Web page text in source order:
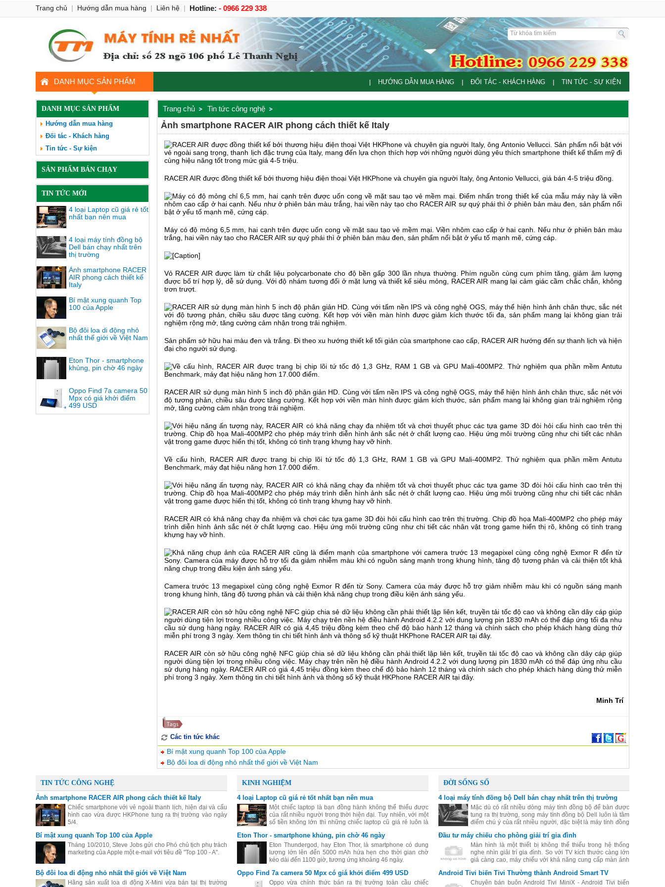
DANH MỤC SẢN PHẨM HƯỚNG DẪN MUA HÀNG ĐỐI TÁC - KHÁCH HÀNG TIN TỨC - SỰ KIỆN
DANH MỤC SẢN PHẨM
Hướng dẫn mua hàng
Đối tác - Khách hàng
Tin tức - Sự kiện
SẢN PHẨM BÁN CHẠY
TIN TỨC MỚI
4 loại Laptop cũ giá rẻ tốt
nhất bạn nên mua
4 loại máy tính đồng bộ
Dell bán chạy nhất trên
thị trường
Ảnh smartphone RACER
AIR phong cách thiết kế
Italy
Bí mật xung quanh Top
100 của Apple
Bộ đôi loa di động nhỏ
nhất thế giới về Việt Nam
Eton Thor - smartphone
khủng, pin chờ 46 ngày
Oppo Find 7a camera 50
Mpx có giá khởi điểm
499 USD
Trang chủ Tin tức công nghệ
Ảnh smartphone RACER AIR phong cách thiết kế Italy
RACER AIR được đồng thiết kế bởi thương hiệu điện thoại Việt HKPhone và chuyên gia người Italy, ông Antonio Vellucci, giá bán 4-5 triệu đồng.
Máy có độ mỏng 6,5 mm, hai cạnh trên được uốn cong về mặt sau tạo vẻ mềm mại. Viền nhôm cao cấp ở hai cạnh. Nếu như ở phiên bản màu
trắng, hai viền này tạo cho RACER AIR sự quý phái thì ở phiên bản màu đen, sản phẩm nổi bật ở yếu tố mạnh mẽ, cứng cáp.
Vỏ RACER AIR được làm từ chất liệu polycarbonate cho độ bền gấp 300 lần nhựa thường. Phím nguồn cùng cụm phím tăng, giảm âm lượng
được bố trí hợp lý, dễ sử dụng. Với độ nhám tương đối ở mặt lưng và thiết kế siêu mỏng, RACER AIR mang lại cảm giác cầm chắc chắn, không
trơn trượt.
Sản phẩm sở hữu hai màu đen và trắng. Đi theo xu hướng thiết kế tối giản của smartphone cao cấp, RACER AIR hướng đến sự thanh lịch và hiện
đại cho người sử dụng.
RACER AIR sử dụng màn hình 5 inch độ phân giản HD. Cùng với tấm nền IPS và công nghệ OGS, máy thể hiện hình ảnh chân thực, sắc nét với
độ tương phản, chiều sâu được tăng cường. Kết hợp với viền màn hình được giảm kích thước, sản phẩm mang lại không gian trải nghiệm rộng
mở, tăng cường cảm nhận trong trải nghiệm.
Về cấu hình, RACER AIR được trang bị chip lõi tứ tốc độ 1,3 GHz, RAM 1 GB và GPU Mali-400MP2. Thử nghiệm qua phần mềm Antutu
Benchmark, máy đạt hiệu năng hơn 17.000 điểm.
RACER AIR có khả năng chạy đa nhiệm và chơi các tựa game 3D đòi hỏi cấu hình cao trên thị trường. Chip đồ họa Mali-400MP2 cho phép máy
trình diễn hình ảnh sắc nét ở chất lượng cao. Hiệu ứng môi trường cũng như chi tiết các nhân vật trong game hiển thị rõ, không có tình trạng
khựng hay vỡ hình.
Camera trước 13 megapixel cùng công nghệ Exmor R đến từ Sony. Camera của máy được hỗ trợ giảm nhiễm màu khi có nguồn sáng mạnh
trong khung hình, tăng độ tương phản và cải thiện khả năng chụp trong điều kiện ánh sáng yếu.
RACER AIR còn sở hữu công nghệ NFC giúp chia sẻ dữ liệu không cần phải thiết lập liên kết, truyền tải tốc độ cao và không cần dây cáp giúp
người dùng tiện lợi trong nhiều công việc. Máy chạy trên nền hệ điều hành Android 4.2.2 với dung lượng pin 1830 mAh có thể đáp ứng nhu cầu
sử dụng hàng ngày. RACER AIR có giá 4,45 triệu đồng kèm theo chế độ bảo hành 12 tháng và chính sách cho phép khách hàng dùng thử miễn
phí trong 3 ngày. Xem thông tin chi tiết hình ảnh và thông số kỹ thuật HKPhone RACER AIR tại đây.
Minh Trí
Các tin tức khác
Bí mật xung quanh Top 100 của Apple
Bộ đôi loa di động nhỏ nhất thế giới về Việt Nam
TIN TỨC CÔNG NGHỆ
Ảnh smartphone RACER AIR phong cách thiết kế Italy
Chiếc smartphone với vẻ ngoài thanh lịch, hiện đại và cấu
hình cao vừa được HKPhone tung ra thị trường vào ngày
5/4.
Bí mật xung quanh Top 100 của Apple
Tháng 10/2010, Steve Jobs gửi cho Phó chủ tịch phụ trách
marketing của Apple một e-mail với tiêu đề "Top 100 - A".
Bộ đôi loa di động nhỏ nhất thế giới về Việt Nam
Hãng sản xuất loa di động X-Mini vừa bán tại thị trường
KINH NGHIỆM
4 loại Laptop cũ giá rẻ tốt nhất bạn nên mua
Một chiếc laptop là bạn đồng hành không thể thiếu được
của rất nhiều người trong thời hiện đại. Tuy nhiên, với một
số tiền không lớn thì những chiếc laptop cũ giá rẻ luôn là
Eton Thor - smartphone khủng, pin chờ 46 ngày
Eton Thundergod, hay Eton Thor, là smartphone có dung
lượng lớn lên đến 5000 mAh hứa hẹn cho thời gian chờ
kéo dài đến 1100 giờ, tương ứng khoảng 46 ngày.
Oppo Find 7a camera 50 Mpx có giá khởi điểm 499 USD
Oppo vừa chính thức bán ra thị trường toàn cầu chiếc
ĐỜI SỐNG SỐ
4 loại máy tính đồng bộ Dell bán chạy nhất trên thị trường
Mặc dù có rất nhiều dòng máy tính đồng bộ để bàn được
tung ra thị trường, song máy tính đồng bộ Dell luôn là tâm
điểm chú ý của rất nhiều người, đặc biệt là máy tính đồng
một số máy đồng bộ Dell được yêu thích nhất hiện nay.
Đầu tư máy chiếu cho phòng giải trí gia đình
Màn hình là một thiết bị không thể thiếu trong hệ thống
nghe nhìn giải trí gia đình. So với TV kích thước càng lớn
giá càng cao, máy chiếu với khả năng cung cấp màn ảnh
Android Tivi biến Tivi Thường thành Android Smart TV
Chuyên bán buôn Android Tivi MiniX - Android Tivi biến
Trang chủ | Hướng dẫn mua hàng | Liên hệ | Hotline: - 0966 229 338